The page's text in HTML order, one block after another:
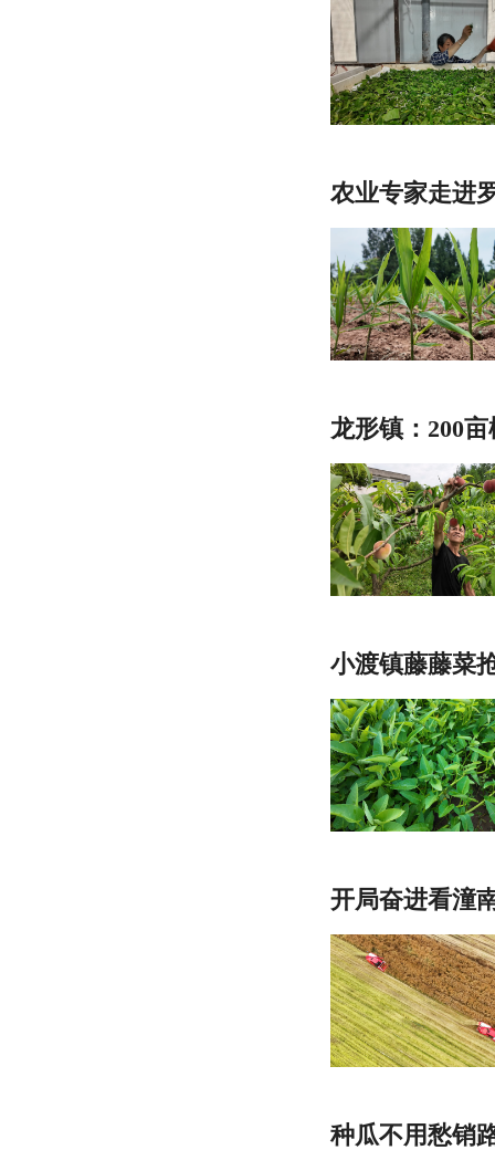
农业专家走进
龙形镇：200
小渡镇藤藤菜
开局奋进看潼
种瓜不用愁销